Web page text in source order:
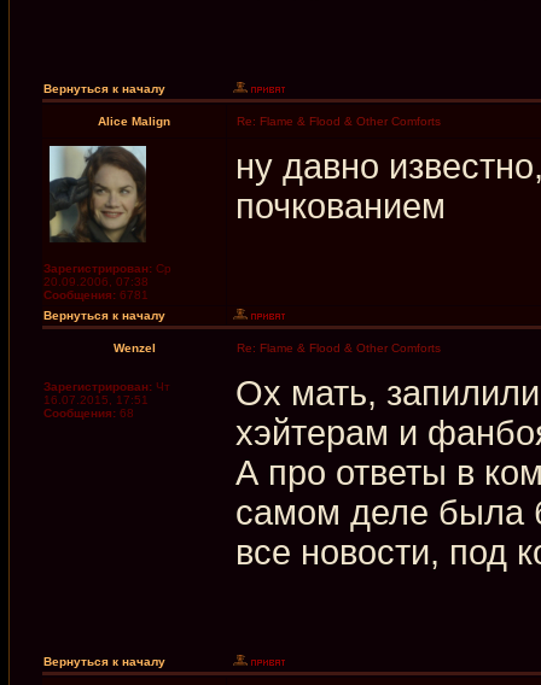
Вернуться к началу
Alice Malign Re: Flame & Flood & Other Comforts
Зарегистрирован: Ср
20.09.2006, 07:38
Сообщения: 6781
ну давно
почкованием
Вернуться к началу
Wenzel Re: Flame & Flood & Other Comforts
Зарегистрирован: Чт
16.07.2015, 17:51
Сообщения: 68
Ох мать,
хэйтерам и
А про ответы в
самом деле была
все новости, под
Вернуться к началу